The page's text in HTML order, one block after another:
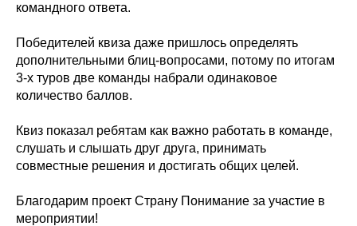
командного ответа.
Победителей квиза даже пришлось определять
дополнительными блиц-вопросами, потому по итогам
3-х туров две команды набрали одинаковое
количество баллов.
Квиз показал ребятам как важно работать в команде,
слушать и слышать друг друга, принимать
совместные решения и достигать общих целей.
Благодарим проект Страну Понимание за участие в
мероприятии!